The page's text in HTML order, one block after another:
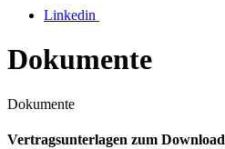
Linkedin
Dokumente
Dokumente
Vertragsunterlagen zum Download